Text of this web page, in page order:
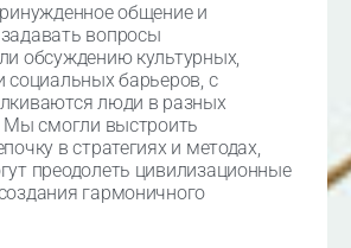
общение и
вопросы
обсуждению культурных,
социальных барьеров, с
люди в разных
Мы смогли выстроить
в стратегиях и методах,
преодолеть цивилизационные
гармоничного